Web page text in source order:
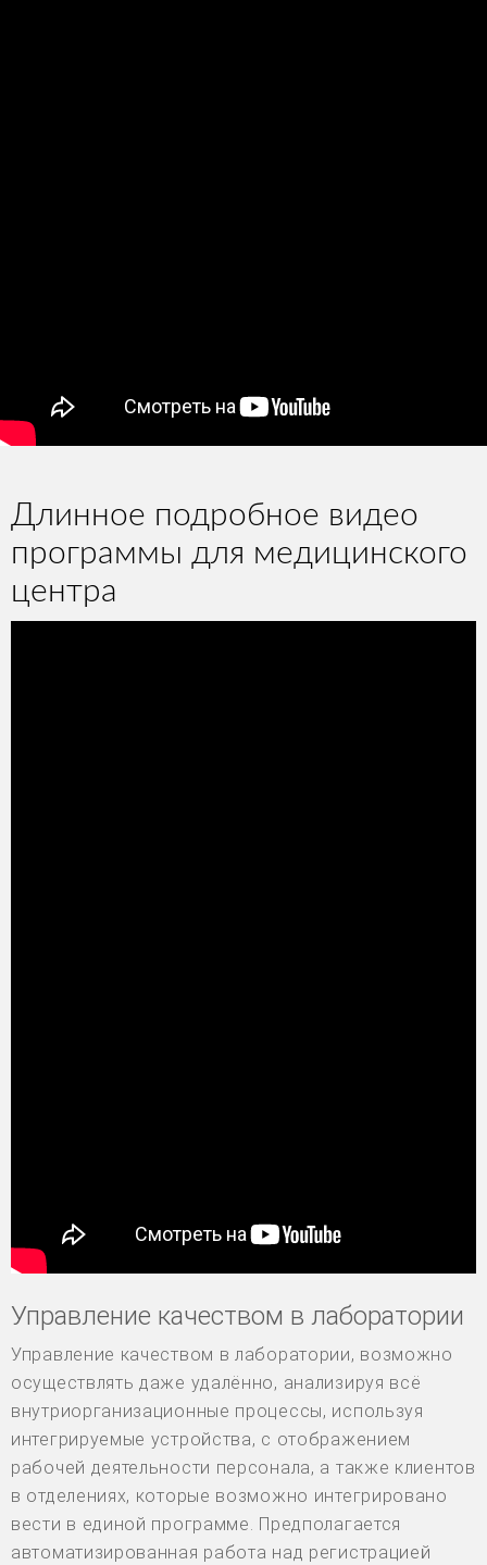
Длинное подробное видео
программы для медицинского
центра
Управление качеством в лаборатории
Управление качеством в лаборатории, возможно
осуществлять даже удалённо, анализируя всё
внутриорганизационные процессы, используя
интегрируемые устройства, с отображением
рабочей деятельности персонала, а также клиентов
в отделениях, которые возможно интегрировано
вести в единой программе. Предполагается
автоматизированная работа над регистрацией